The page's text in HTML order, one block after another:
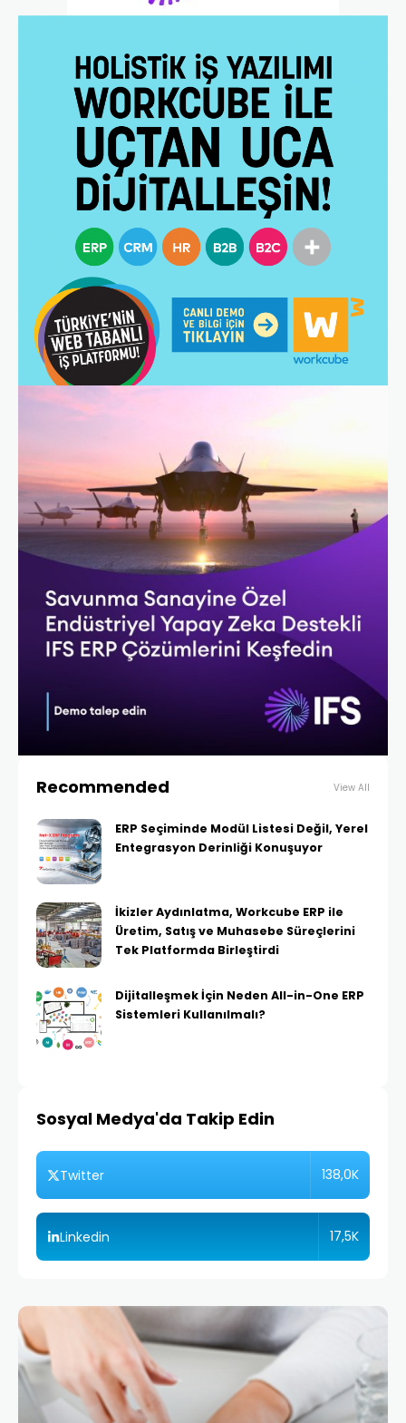
Recommended View All
ERP Seçiminde Modül Listesi Değil, Yerel
Entegrasyon Derinliği Konuşuyor
İkizler Aydınlatma, Workcube ERP ile
Üretim, Satış ve Muhasebe Süreçlerini
Tek Platformda Birleştirdi
Dijitalleşmek İçin Neden All-in-One ERP
Sistemleri Kullanılmalı?
Sosyal Medya'da Takip Edin
Twitter 138,0K
Linkedin 17,5K